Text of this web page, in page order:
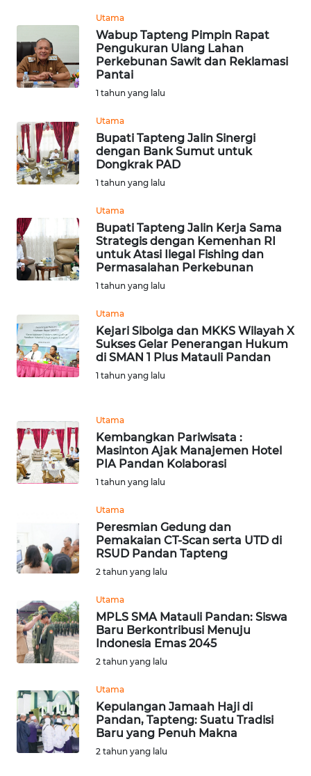
Utama
Wabup Tapteng Pimpin Rapat
Pengukuran Ulang Lahan
Perkebunan Sawit dan Reklamasi
Pantai
1 tahun yang lalu
Utama
Bupati Tapteng Jalin Sinergi
dengan Bank Sumut untuk
Dongkrak PAD
1 tahun yang lalu
Utama
Bupati Tapteng Jalin Kerja Sama
Strategis dengan Kemenhan RI
untuk Atasi Ilegal Fishing dan
Permasalahan Perkebunan
1 tahun yang lalu
Utama
Kejari Sibolga dan MKKS Wilayah X
Sukses Gelar Penerangan Hukum
di SMAN 1 Plus Matauli Pandan
1 tahun yang lalu
Utama
Kembangkan Pariwisata :
Masinton Ajak Manajemen Hotel
PIA Pandan Kolaborasi
1 tahun yang lalu
Utama
Peresmian Gedung dan
Pemakaian CT-Scan serta UTD di
RSUD Pandan Tapteng
2 tahun yang lalu
Utama
MPLS SMA Matauli Pandan: Siswa
Baru Berkontribusi Menuju
Indonesia Emas 2045
2 tahun yang lalu
Utama
Kepulangan Jamaah Haji di
Pandan, Tapteng: Suatu Tradisi
Baru yang Penuh Makna
2 tahun yang lalu
DISCLAIMER
Wahana
News
WN
SUMUT
WN
WN
JABAR
WN
NTT
WN
PAPUA
WN
RIAU
WN
SERAMBI
WN
WN
SULTRA